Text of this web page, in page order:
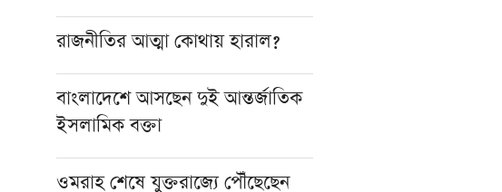
রাজনীতির আত্মা কোথায় হারাল?
বাংলাদেশে আসছেন দুই আন্তর্জাতিক
ইসলামিক বক্তা
ওমরাহ শেষে যুক্তরাজ্যে পৌঁছেছেন